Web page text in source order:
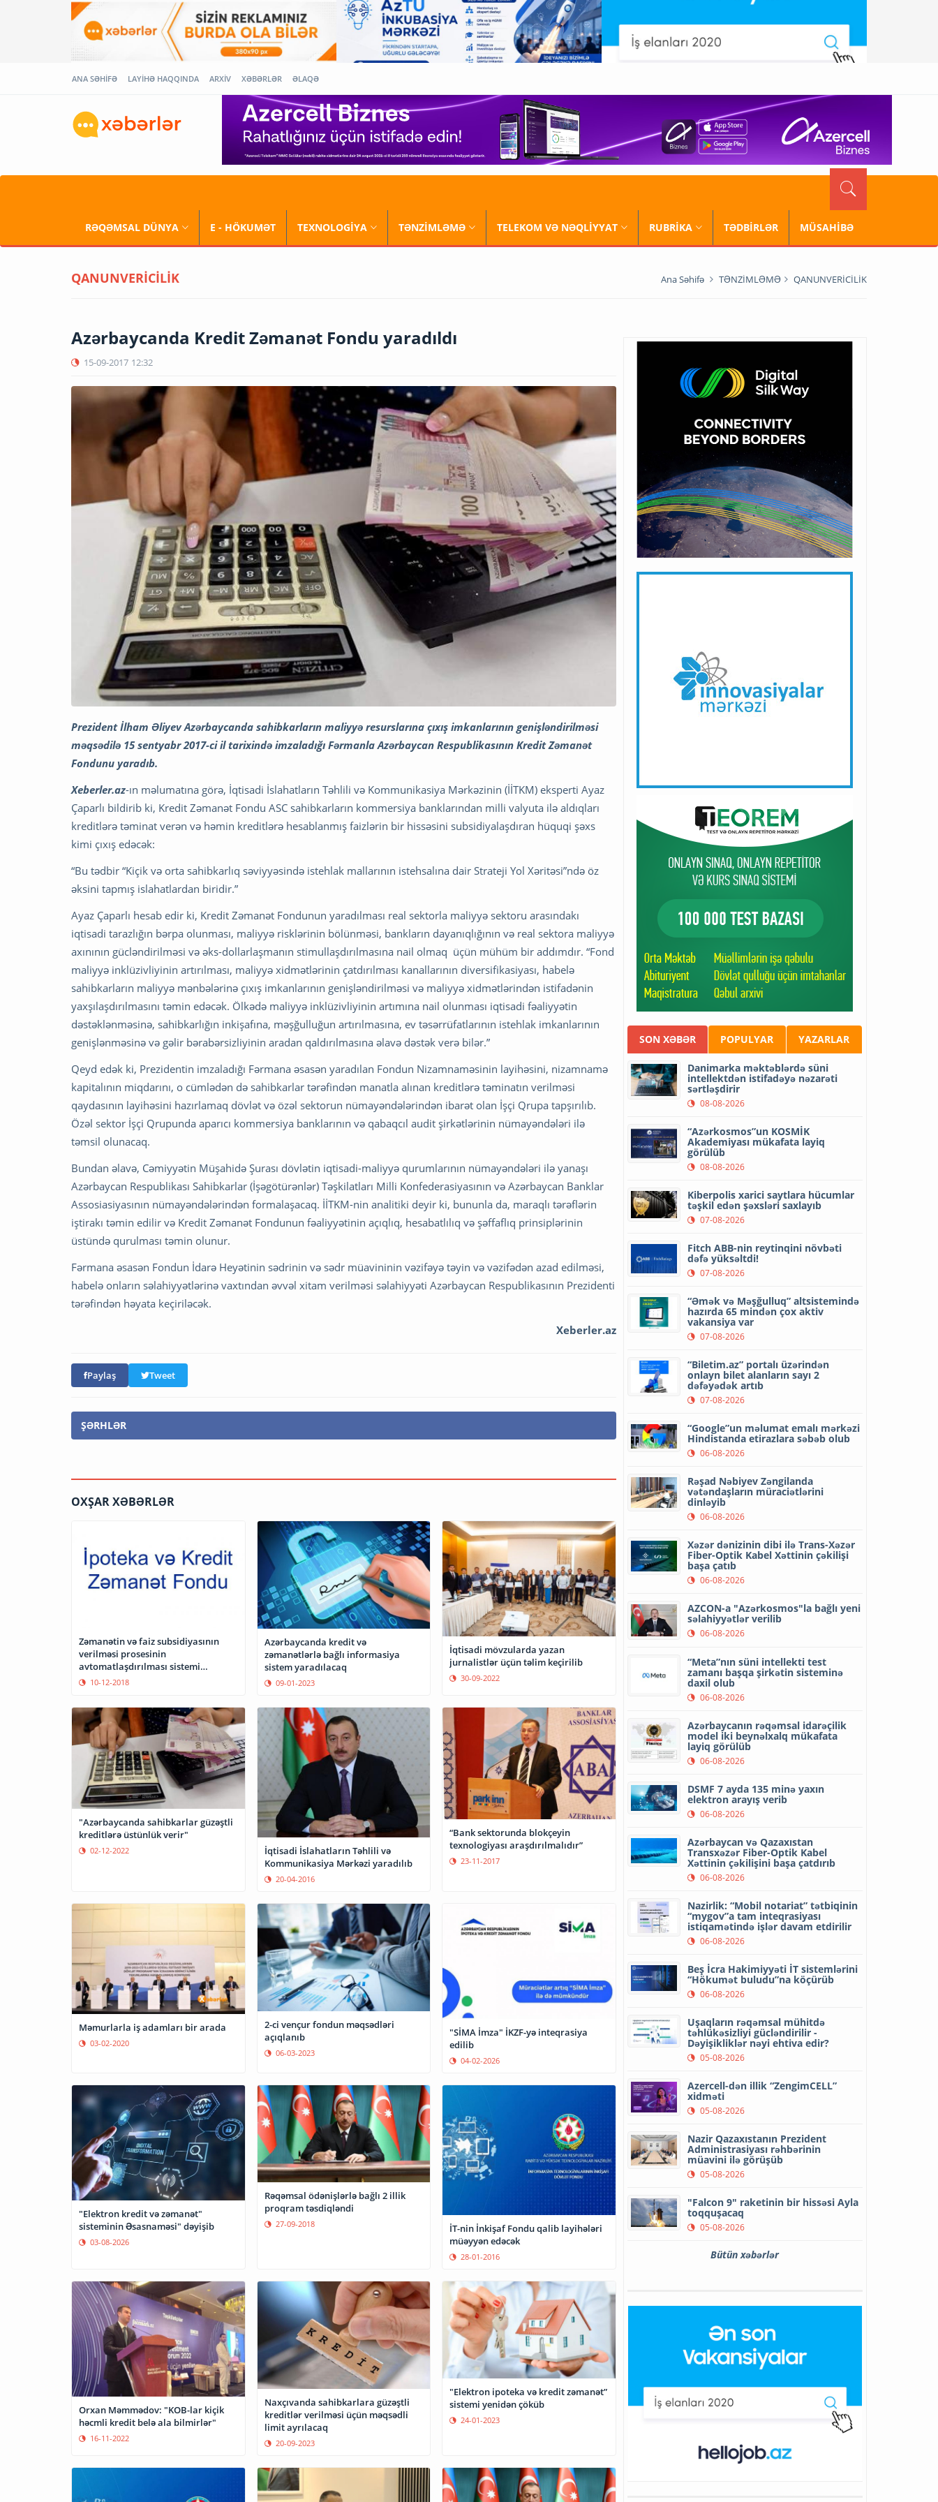
ANA SƏHİFƏ LAYİHƏ HAQQINDA ARXİV XƏBƏRLƏR ƏLAQƏ
RƏQƏMSAL DÜNYA E - HÖKUMƏT TEXNOLOGİYA TƏNZİMLƏMƏ TELEKOM VƏ NƏQLİYYAT RUBRİKA TƏDBİRLƏR MÜSAHİBƏ
QANUNVERİCİLİK Ana Səhifə TƏNZİMLƏMƏ QANUNVERİCİLİK
Azərbaycanda Kredit Zəmanət Fondu yaradıldı
15-09-2017 12:32
Prezident İlham Əliyev Azərbaycanda sahibkarların maliyyə resurslarına çıxış imkanlarının genişləndirilməsi
məqsədilə 15 sentyabr 2017-ci il tarixində imzaladığı Fərmanla Azərbaycan Respublikasının Kredit Zəmanət
Fondunu yaradıb.
Xeberler.az-ın məlumatına görə, İqtisadi İslahatların Təhlili və Kommunikasiya Mərkəzinin (İİTKM) eksperti Ayaz
Çaparlı bildirib ki, Kredit Zəmanət Fondu ASC sahibkarların kommersiya banklarından milli valyuta ilə aldıqları
kreditlərə təminat verən və həmin kreditlərə hesablanmış faizlərin bir hissəsini subsidiyalaşdıran hüquqi şəxs
kimi çıxış edəcək:
“Bu tədbir “Kiçik və orta sahibkarlıq səviyyəsində istehlak mallarının istehsalına dair Strateji Yol Xəritəsi”ndə öz
əksini tapmış islahatlardan biridir.”
Ayaz Çaparlı hesab edir ki, Kredit Zəmanət Fondunun yaradılması real sektorla maliyyə sektoru arasındakı
iqtisadi tarazlığın bərpa olunması, maliyyə risklərinin bölünməsi, bankların dayanıqlığının və real sektora maliyyə
axınının gücləndirilməsi və əks-dollarlaşmanın stimullaşdırılmasına nail olmaq üçün mühüm bir addımdır. “Fond
maliyyə inklüzivliyinin artırılması, maliyyə xidmətlərinin çatdırılması kanallarının diversifikasiyası, habelə
sahibkarların maliyyə mənbələrinə çıxış imkanlarının genişləndirilməsi və maliyyə xidmətlərindən istifadənin
yaxşılaşdırılmasını təmin edəcək. Ölkədə maliyyə inklüzivliyinin artımına nail olunması iqtisadi fəaliyyətin
dəstəklənməsinə, sahibkarlığın inkişafına, məşğulluğun artırılmasına, ev təsərrüfatlarının istehlak imkanlarının
genişlənməsinə və gəlir bərabərsizliyinin aradan qaldırılmasına əlavə dəstək verə bilər.”
Qeyd edək ki, Prezidentin imzaladığı Fərmana əsasən yaradılan Fondun Nizamnaməsinin layihəsini, nizamnamə
kapitalının miqdarını, o cümlədən də sahibkarlar tərəfindən manatla alınan kreditlərə təminatın verilməsi
qaydasının layihəsini hazırlamaq dövlət və özəl sektorun nümayəndələrindən ibarət olan İşçi Qrupa tapşırılıb.
Özəl sektor İşçi Qrupunda aparıcı kommersiya banklarının və qabaqcıl audit şirkətlərinin nümayəndələri ilə
təmsil olunacaq.
Bundan əlavə, Cəmiyyətin Müşahidə Şurası dövlətin iqtisadi-maliyyə qurumlarının nümayəndələri ilə yanaşı
Azərbaycan Respublikası Sahibkarlar (İşəgötürənlər) Təşkilatları Milli Konfederasiyasının və Azərbaycan Banklar
Assosiasiyasının nümayəndələrindən formalaşacaq. İİTKM-nin analitiki deyir ki, bununla da, maraqlı tərəflərin
iştirakı təmin edilir və Kredit Zəmanət Fondunun fəaliyyətinin açıqlıq, hesabatlılıq və şəffaflıq prinsiplərinin
üstündə qurulması təmin olunur.
Fərmana əsasən Fondun İdarə Heyətinin sədrinin və sədr müavininin vəzifəyə təyin və vəzifədən azad edilməsi,
habelə onların səlahiyyətlərinə vaxtından əvvəl xitam verilməsi səlahiyyəti Azərbaycan Respublikasının Prezidenti
tərəfindən həyata keçiriləcək.
Xeberler.az
Paylaş Tweet
ŞƏRHLƏR
OXŞAR XƏBƏRLƏR
Zəmanətin və faiz subsidiyasının
verilməsi prosesinin
avtomatlaşdırılması sistemi
istifadəyə veriləcək
10-12-2018
Azərbaycanda kredit və
zəmanətlərlə bağlı informasiya
sistem yaradılacaq
09-01-2023
İqtisadi mövzularda yazan
jurnalistlər üçün təlim keçirilib
30-09-2022
"Azərbaycanda sahibkarlar güzəştli
kreditlərə üstünlük verir"
02-12-2022
İqtisadi İslahatların Təhlili və
Kommunikasiya Mərkəzi yaradılıb
20-04-2016
“Bank sektorunda blokçeyin
texnologiyası araşdırılmalıdır”
23-11-2017
Məmurlarla iş adamları bir arada
03-02-2020
2-ci vençur fondun məqsədləri
açıqlanıb
06-03-2023
"SİMA İmza" İKZF-yə inteqrasiya
edilib
04-02-2026
"Elektron kredit və zəmanət"
sisteminin Əsasnaməsi" dəyişib
03-08-2026
Rəqəmsal ödənişlərlə bağlı 2 illik
proqram təsdiqləndi
27-09-2018
İT-nin İnkişaf Fondu qalib layihələri
müəyyən edəcək
28-01-2016
Orxan Məmmədov: "KOB-lar kiçik
həcmli kredit belə ala bilmirlər"
16-11-2022
Naxçıvanda sahibkarlara güzəştli
kreditlər verilməsi üçün məqsədli
limit ayrılacaq
20-09-2023
"Elektron ipoteka və kredit zəmanət”
sistemi yenidən çöküb
24-01-2023
SON XƏBƏR POPULYAR YAZARLAR
Danimarka məktəblərdə süni
intellektdən istifadəyə nəzarəti
sərtləşdirir
08-08-2026
“Azərkosmos”un KOSMİK
Akademiyası mükafata layiq
görülüb
08-08-2026
Kiberpolis xarici saytlara hücumlar
təşkil edən şəxsləri saxlayıb
07-08-2026
Fitch ABB-nin reytinqini növbəti
dəfə yüksəltdi!
07-08-2026
“Əmək və Məşğulluq” altsistemində
hazırda 65 mindən çox aktiv
vakansiya var
07-08-2026
“Biletim.az” portalı üzərindən
onlayn bilet alanların sayı 2
dəfəyədək artıb
07-08-2026
“Google”un məlumat emalı mərkəzi
Hindistanda etirazlara səbəb olub
06-08-2026
Rəşad Nəbiyev Zəngilanda
vətəndaşların müraciətlərini
dinləyib
06-08-2026
Xəzər dənizinin dibi ilə Trans-Xəzər
Fiber-Optik Kabel Xəttinin çəkilişi
başa çatıb
06-08-2026
AZCON-a "Azərkosmos"la bağlı yeni
səlahiyyətlər verilib
06-08-2026
“Meta”nın süni intellekti test
zamanı başqa şirkətin sisteminə
daxil olub
06-08-2026
Azərbaycanın rəqəmsal idarəçilik
model iki beynəlxalq mükafata
layiq görülüb
06-08-2026
DSMF 7 ayda 135 minə yaxın
elektron arayış verib
06-08-2026
Azərbaycan və Qazaxıstan
Transxəzər Fiber-Optik Kabel
Xəttinin çəkilişini başa çatdırıb
06-08-2026
Nazirlik: “Mobil notariat” tətbiqinin
“mygov”a tam inteqrasiyası
istiqamətində işlər davam etdirilir
06-08-2026
Beş İcra Hakimiyyəti İT sistemlərini
“Hökumət buludu”na köçürüb
06-08-2026
Uşaqların rəqəmsal mühitdə
təhlükəsizliyi gücləndirilir -
Dəyişikliklər nəyi ehtiva edir?
05-08-2026
Azercell-dən illik “ZengimCELL”
xidməti
05-08-2026
Nazir Qazaxıstanın Prezident
Administrasiyası rəhbərinin
müavini ilə görüşüb
05-08-2026
"Falcon 9" raketinin bir hissəsi Ayla
toqquşacaq
05-08-2026
Bütün xəbərlər